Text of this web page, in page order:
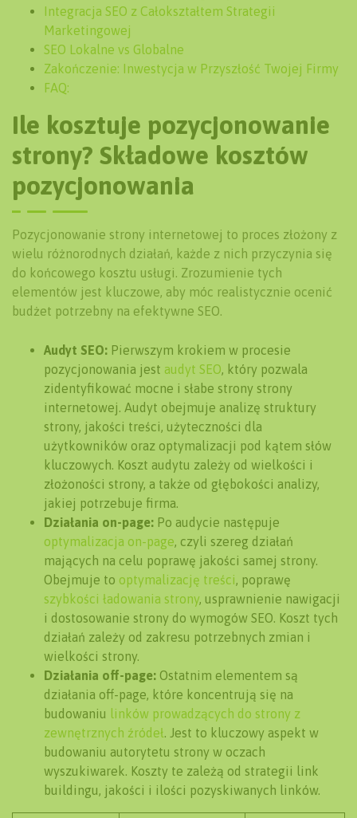
Integracja SEO z Całokształtem Strategii
Marketingowej
SEO Lokalne vs Globalne
Zakończenie: Inwestycja w Przyszłość Twojej Firmy
FAQ:
Ile kosztuje pozycjonowanie
strony? Składowe kosztów
pozycjonowania
Pozycjonowanie strony internetowej to proces złożony z
wielu różnorodnych działań, każde z nich przyczynia się
do końcowego kosztu usługi. Zrozumienie tych
elementów jest kluczowe, aby móc realistycznie ocenić
budżet potrzebny na efektywne SEO.
Audyt SEO: Pierwszym krokiem w procesie
pozycjonowania jest audyt SEO, który pozwala
zidentyfikować mocne i słabe strony strony
internetowej. Audyt obejmuje analizę struktury
strony, jakości treści, użyteczności dla
użytkowników oraz optymalizacji pod kątem słów
kluczowych. Koszt audytu zależy od wielkości i
złożoności strony, a także od głębokości analizy,
jakiej potrzebuje firma.
Działania on-page: Po audycie następuje
optymalizacja on-page, czyli szereg działań
mających na celu poprawę jakości samej strony.
Obejmuje to optymalizację treści, poprawę
szybkości ładowania strony, usprawnienie nawigacji
i dostosowanie strony do wymogów SEO. Koszt tych
działań zależy od zakresu potrzebnych zmian i
wielkości strony.
Działania off-page: Ostatnim elementem są
działania off-page, które koncentrują się na
budowaniu linków prowadzących do strony z
zewnętrznych źródeł. Jest to kluczowy aspekt w
budowaniu autorytetu strony w oczach
wyszukiwarek. Koszty te zależą od strategii link
buildingu, jakości i ilości pozyskiwanych linków.